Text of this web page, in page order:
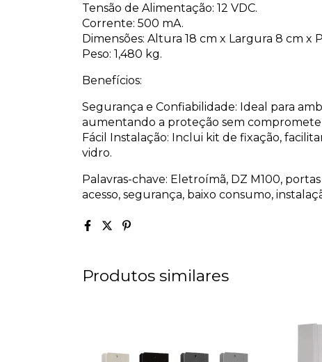
Tensão de Alimentação: 12 VDC.
Corrente: 500 mA.
Dimensões: Altura 18 cm x Largura 8 cm x
Peso: 1,480 kg.
Benefícios:
Segurança e Confiabilidade: Ideal para
aumentando a proteção sem
Fácil Instalação: Inclui kit de fixação,
vidro.
Palavras-chave: Eletroímã, DZ M100,
acesso, segurança, baixo consumo,
Produtos similares